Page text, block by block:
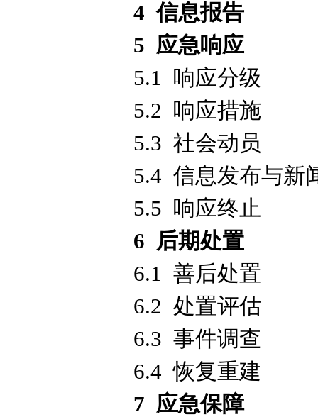
4 信息报告
5 应急响应
5.1 响应分级
5.2 响应措施
5.3 社会动员
5.4 信息发布与新
5.5 响应终止
6 后期处置
6.1 善后处置
6.2 处置评估
6.3 事件调查
6.4 恢复重建
7 应急保障